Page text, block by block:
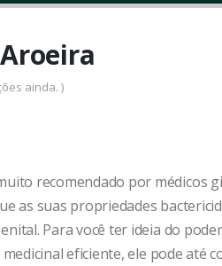
ainda. )
recomendado por médicos
as suas propriedades
Para você ter ideia do
eficiente, ele pode até